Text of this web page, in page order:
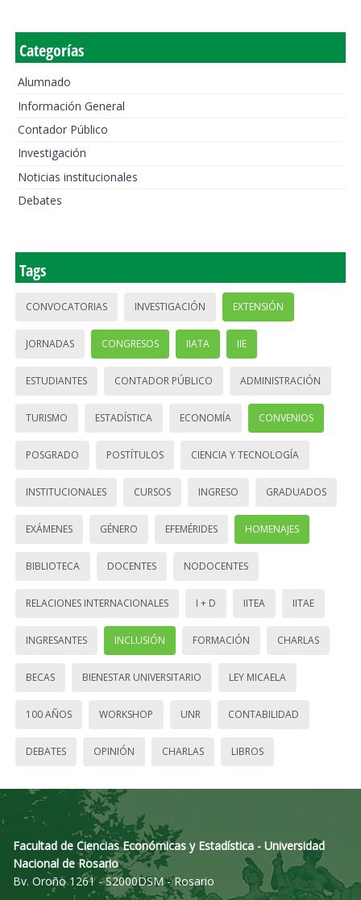
Categorías
Alumnado
Información General
Contador Público
Investigación
Noticias institucionales
Debates
Tags
CONVOCATORIAS INVESTIGACIÓN EXTENSIÓN
JORNADAS CONGRESOS IIATA IIE
ESTUDIANTES CONTADOR PÚBLICO ADMINISTRACIÓN
TURISMO ESTADÍSTICA ECONOMÍA CONVENIOS
POSGRADO POSTÍTULOS CIENCIA Y TECNOLOGÍA
INSTITUCIONALES CURSOS INGRESO GRADUADOS
EXÁMENES GÉNERO EFEMÉRIDES HOMENAJES
BIBLIOTECA DOCENTES NODOCENTES
RELACIONES INTERNACIONALES I + D IITEA IITAE
INGRESANTES INCLUSIÓN FORMACIÓN CHARLAS
BECAS BIENESTAR UNIVERSITARIO LEY MICAELA
100 AÑOS WORKSHOP UNR CONTABILIDAD
DEBATES OPINIÓN CHARLAS LIBROS
Facultad de Ciencias Económicas y Estadística - Universidad
Nacional de Rosario
Bv. Oroño 1261 - S2000DSM - Rosario